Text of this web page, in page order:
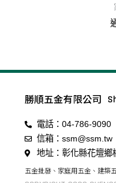
勝順五金有限公司
電話：04-786-9090
信箱：ssm@ssm.tw
地址：彰化縣花壇鄉
五金批發、家庭用五金、建築